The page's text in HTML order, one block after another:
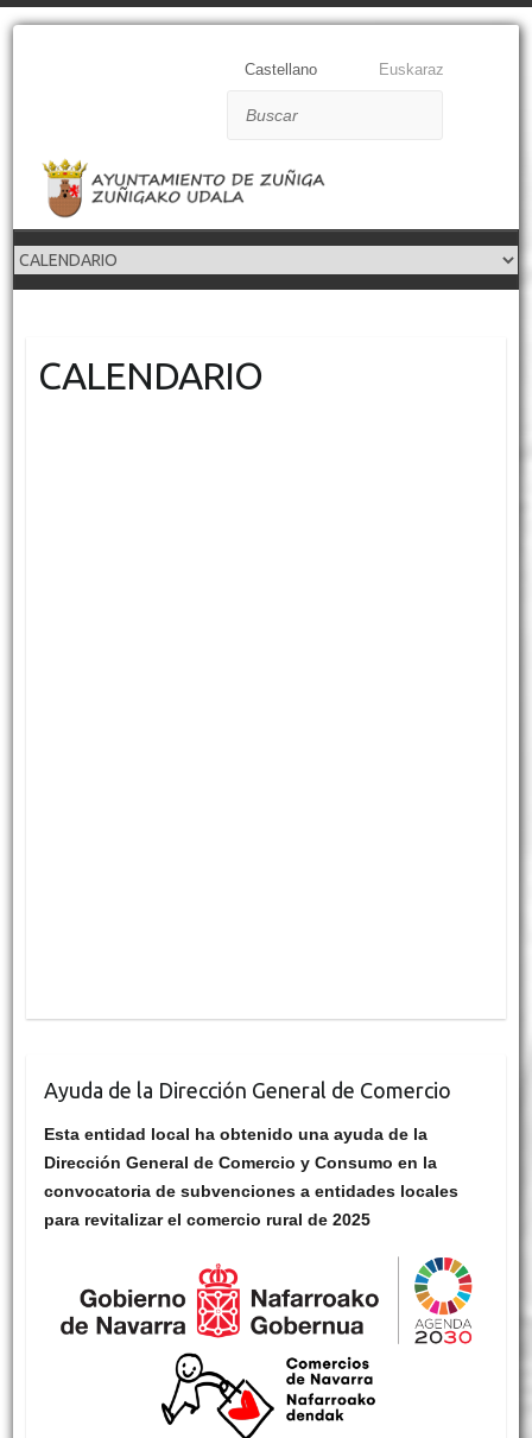
Castellano Euskaraz
CALENDARIO
Ayuda de la Dirección General de Comercio
Esta entidad local ha obtenido una ayuda de la
Dirección General de Comercio y Consumo en la
convocatoria de subvenciones a entidades locales
para revitalizar el comercio rural de 2025